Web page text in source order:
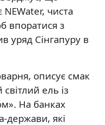
чиста
впоратися з
уряд Сінгапуру в
описує смак
ель із
На банках
держави, які